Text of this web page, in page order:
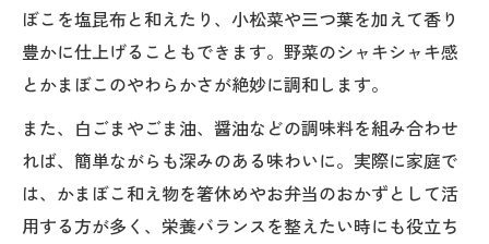
ぼこを塩昆布と和えたり、小松菜や三つ葉を加えて香り
豊かに仕上げることもできます。野菜のシャキシャキ感
とかまぼこのやわらかさが絶妙に調和します。
また、白ごまやごま油、醤油などの調味料を組み合わせ
れば、簡単ながらも深みのある味わいに。実際に家庭で
は、かまぼこ和え物を箸休めやお弁当のおかずとして活
用する方が多く、栄養バランスを整えたい時にも役立ち